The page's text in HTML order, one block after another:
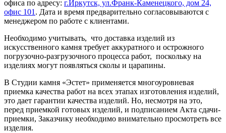
офиса по адресу: г.Иркутск, ул.Франк-Каменецкого, дом 24,
офис 101 . Дата и время предварительно согласовываются с
менеджером по работе с клиентами.
Необходимо учитывать, что доставка изделий из
искусственного камня требует аккуратного и острожного
погрузочно-разгрузочного процесса работ, поскольку на
изделиях могут появляться сколы и царапины.
В Студии камня «Эстет» применяется многоуровневая
приемка качества работ на всех этапах изготовления изделий,
это дает гарантии качества изделий. Но, несмотря на это,
перед приемкой готовых изделий, и подписанием Акта сдачи-
приемки, Заказчику необходимо внимательно просмотреть все
изделия.